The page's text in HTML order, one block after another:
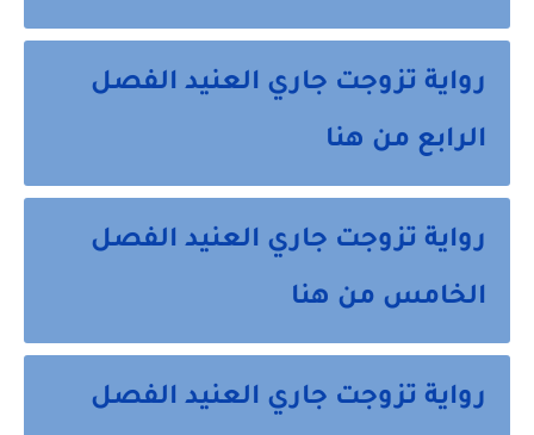
رواية تزوجت جاري العنيد الفصل
الرابع من هنا
رواية تزوجت جاري العنيد الفصل
الخامس من هنا
رواية تزوجت جاري العنيد الفصل